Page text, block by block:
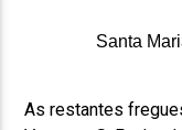
Santa
As restantes